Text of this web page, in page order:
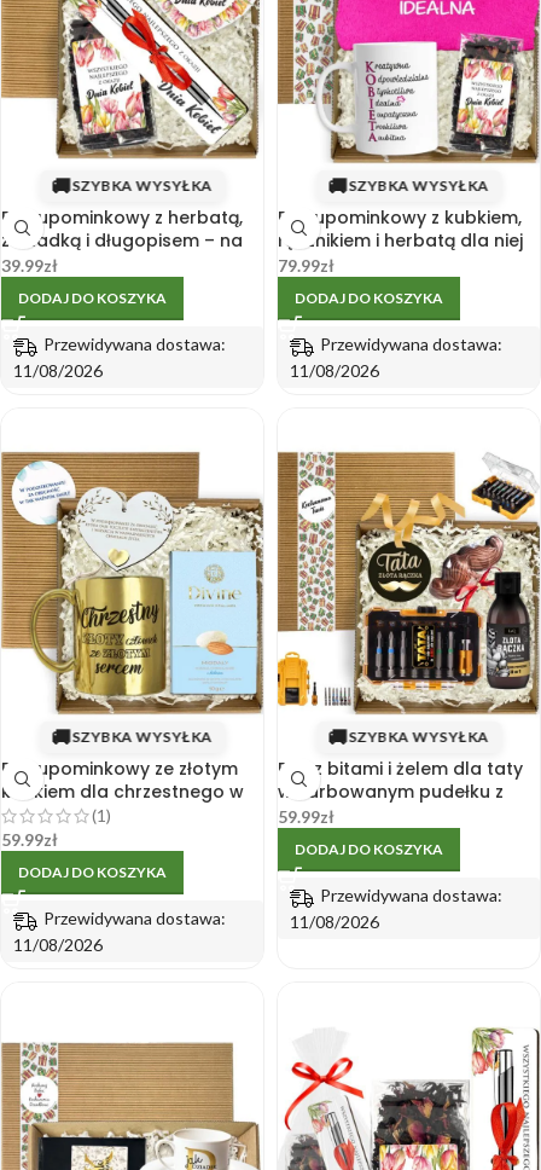
🚚SZYBKA WYSYŁKA
Box upominkowy z herbatą,
zakładką i długopisem – na
Dzień Kobiet
39.99zł
DODAJ DO KOSZYKA
Przewidywana dostawa:
11/08/2026
🚚SZYBKA WYSYŁKA
Box upominkowy z kubkiem,
ręcznikiem i herbatą dla niej
na Dzień Kobiet
79.99zł
DODAJ DO KOSZYKA
Przewidywana dostawa:
11/08/2026
🚚SZYBKA WYSYŁKA
Box upominkowy ze złotym
kubkiem dla chrzestnego w
karbowanym pudełku
(1)
59.99zł
DODAJ DO KOSZYKA
Przewidywana dostawa:
11/08/2026
🚚SZYBKA WYSYŁKA
Box z bitami i żelem dla taty
w karbowanym pudełku z
medalem
59.99zł
DODAJ DO KOSZYKA
Przewidywana dostawa:
11/08/2026